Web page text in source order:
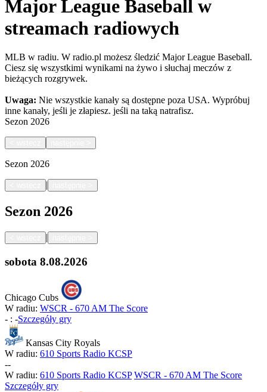
Major League Baseball w
streamach radiowych
MLB w radiu. W radio.pl możesz śledzić Major League Baseball.
Ciesz się wszystkimi wynikami na żywo i słuchaj meczów z
bieżących rozgrywek.
Uwaga: Nie wszystkie kanały są dostępne poza USA. Wypróbuj
inne kanały, jeśli je złapiesz. jeśli na taką natrafisz.
Sezon 2026
Sezon 2026
|
Sezon 2026
|
sobota 8.08.2026
Chicago Cubs
W radiu: WSCR - 670 AM The Score
- : -Szczegóły gry
Kansas City Royals
W radiu: 610 Sports Radio KCSP
--
W radiu: 610 Sports Radio KCSP WSCR - 670 AM The Score
Szczegóły gry